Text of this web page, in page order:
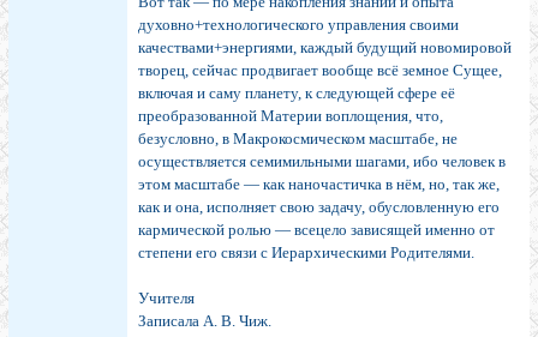
духовно+технологического управления своими
качествами+энергиями, каждый будущий новомировой
творец, сейчас продвигает вообще всё земное Сущее,
включая и саму планету, к следующей сфере её
преобразованной Материи воплощения, что,
безусловно, в Макрокосмическом масштабе, не
осуществляется семимильными шагами, ибо человек в
этом масштабе — как наночастичка в нём, но, так же,
как и она, исполняет свою задачу, обусловленную его
кармической ролью — всецело зависящей именно от
степени его связи с Иерархическими Родителями.
Учителя
Записала А. В. Чиж.